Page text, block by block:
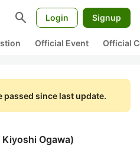
search Login Signup
Official Event Official
passed since last update.
Kiyoshi Ogawa)